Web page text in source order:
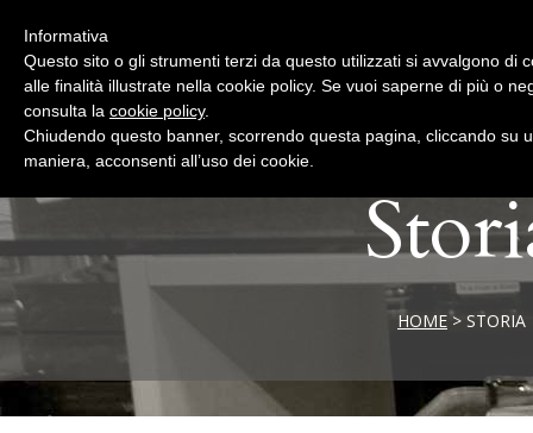
HOME> STORIA
Informativa
Questo sito o gli strumenti terzi da questo utilizzati si avvalgono di
alle finalità illustrate nella cookie policy. Se vuoi saperne di più o
consulta la cookie policy.
Chiudendo questo banner, scorrendo questa pagina, cliccando su
maniera, acconsenti all’uso dei cookie.